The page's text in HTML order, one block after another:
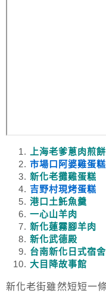
上海老爹蔥肉煎餅
市場口阿婆雞蛋糕
新化老攤雞蛋糕
吉野村現烤蛋糕
港口土魠魚羹
一心山羊肉
新化蓮霧腳羊肉
新化武德殿
台南新化日式宿舍
大目降故事館
新化老街雖然短短一